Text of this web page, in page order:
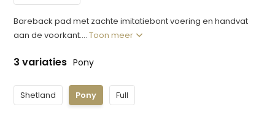
Bareback pad met zachte imitatiebont voering en handvat
aan de voorkant....Toon meer
3 variaties Pony
Shetland Pony Full